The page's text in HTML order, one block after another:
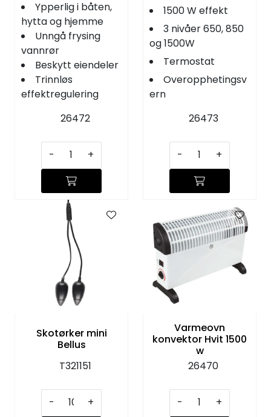
Ypperlig i båten,
hytta og hjemme
Unngå frysing
vannrør
Beskytt eiendeler
Trinnløs
effektregulering
26472
- +
1500 W effekt
3 nivåer 650, 850
og 1500W
Termostat
Overopphetingsv
ern
26473
- +
Skotørker mini
Bellus
T321151
- +
Varmeovn
konvektor Hvit 1500
w
26470
- +
ACCESSORIES
JUL